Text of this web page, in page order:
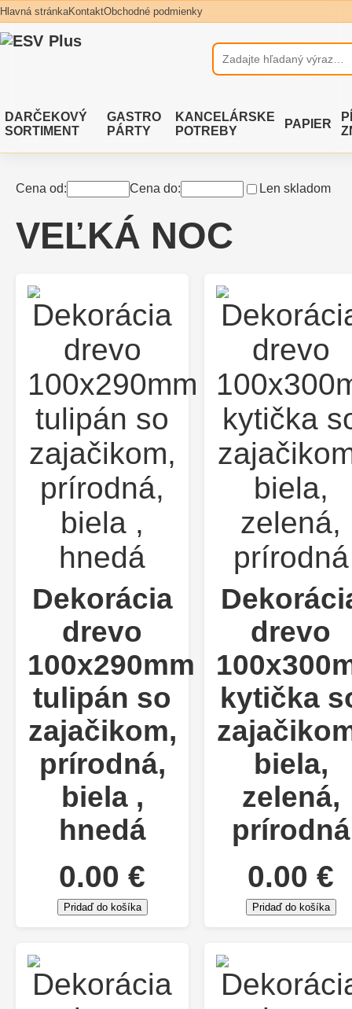
Hlavná stránkaKontaktObchodné podmienky
DARČEKOVÝ
SORTIMENT
GASTRO
PÁRTY
KANCELÁRSKE
POTREBY
PAPIER
Cena od: Cena do: Len skladom
VEĽKÁ NOC
Dekorácia
drevo
100x290mm
tulipán so
zajačikom,
prírodná,
biela ,
hnedá
0.00 €
Pridaď do košíka
drevo
kytička
biela,
zelená,
prírodná
0.00 €
Pridaď do košíka